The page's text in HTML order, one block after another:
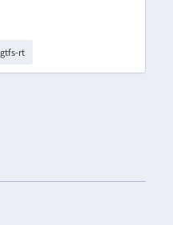
gtfs-rt